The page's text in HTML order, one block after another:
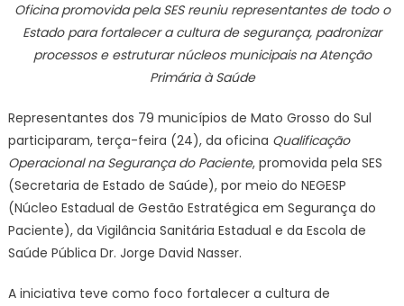
avança
na
com
para
79
Oficina promovida pela SES reuniu representantes de todo o
Estado para fortalecer a cultura de segurança, padronizar
processos e estruturar núcleos municipais na Atenção
Primária à Saúde
Representantes dos 79 municípios de Mato Grosso do Sul
participaram, terça-feira (24), da oficina Qualificação
Operacional na Segurança do Paciente, promovida pela SES
(Secretaria de Estado de Saúde), por meio do NEGESP
(Núcleo Estadual de Gestão Estratégica em Segurança do
Paciente), da Vigilância Sanitária Estadual e da Escola de
Saúde Pública Dr. Jorge David Nasser.
A iniciativa teve como foco fortalecer a cultura de